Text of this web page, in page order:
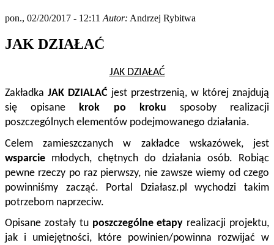
pon., 02/20/2017 - 12:11 Autor: Andrzej Rybitwa
JAK DZIAŁAĆ
JAK DZIAŁAĆ
Zakładka JAK DZIALAĆ jest przestrzenią, w której znajdują
się opisane krok po kroku sposoby realizacji
poszczególnych elementów podejmowanego działania.
wsparcie młodych, chętnych do działania osób. Robiąc
pewne rzeczy po raz pierwszy, nie zawsze wiemy od czego
powinniśmy zacząć. Portal Działasz.pl wychodzi takim
potrzebom naprzeciw.
Opisane zostały tu poszczególne etapy realizacji projektu,
jak i umiejętności, które powinien/powinna rozwijać w